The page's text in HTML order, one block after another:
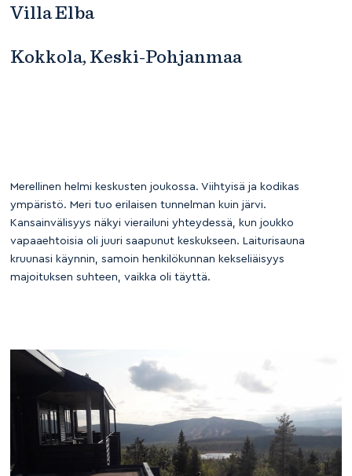
Villa Elba
Kokkola, Keski-Pohjanmaa
Merellinen helmi keskusten joukossa. Viihtyisä ja kodikas
ympäristö. Meri tuo erilaisen tunnelman kuin järvi.
Kansainvälisyys näkyi vierailuni yhteydessä, kun joukko
vapaaehtoisia oli juuri saapunut keskukseen. Laiturisauna
kruunasi käynnin, samoin henkilökunnan kekseliäisyys
majoituksen suhteen, vaikka oli täyttä.